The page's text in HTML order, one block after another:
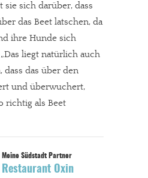
sie sich darüber, dass
das Beet latschen, da
ihre Hunde sich
liegt natürlich auch
dass das über den
und überwuchert,
richtig als Beet
Restaurant Oxin